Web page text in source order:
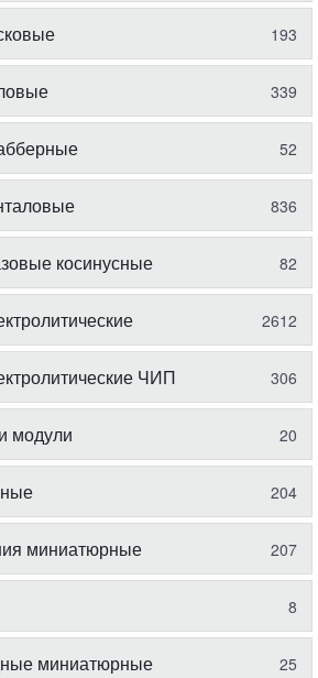
193
339
52
836
косинусные 82
2612
ЧИП 306
модули 20
204
миниатюрные 207
8
миниатюрные 25